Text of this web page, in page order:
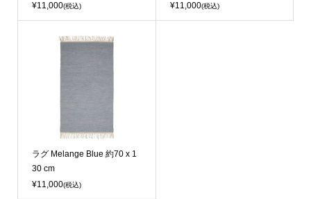
¥11,000(税込)
¥11,000(税込)
ラグ Melange Blue 約70 x 1
30 cm
¥11,000(税込)